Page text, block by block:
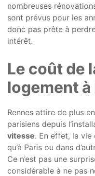
nombreuses
sont prévus pour les
donc pas prête à
intérêt.
Le coût de
logement à
Rennes attire de plus
parisiens depuis
vitesse. En effet, la vie
qu’à Paris ou dans
Ce n’est pas une
considérable à ne pas